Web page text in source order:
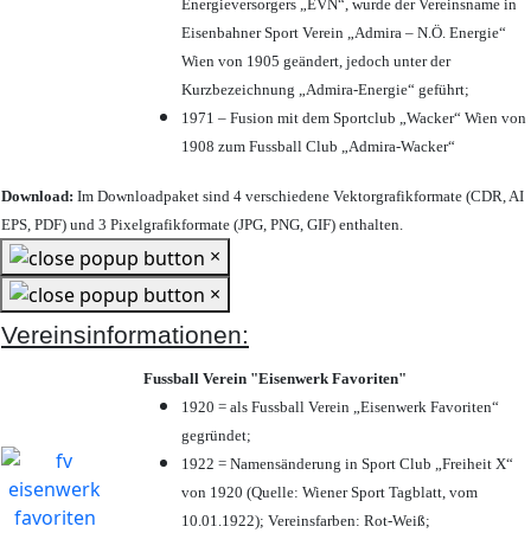
Energieversorgers „EVN“, wurde der Vereinsname in
Eisenbahner Sport Verein „Admira – N.Ö. Energie“
Wien von 1905 geändert, jedoch unter der
Kurzbezeichnung „Admira-Energie“ geführt;
1971 – Fusion mit dem Sportclub „Wacker“ Wien von
1908 zum Fussball Club „Admira-Wacker“
Download: Im Downloadpaket sind 4 verschiedene Vektorgrafikformate (CDR, AI
EPS, PDF) und 3 Pixelgrafikformate (JPG, PNG, GIF) enthalten.
×
×
Vereinsinformationen:
Fussball Verein "Eisenwerk Favoriten"
1920 = als Fussball Verein „Eisenwerk Favoriten“
gegründet;
1922 = Namensänderung in Sport Club „Freiheit X“
von 1920 (Quelle: Wiener Sport Tagblatt, vom
10.01.1922); Vereinsfarben: Rot-Weiß;